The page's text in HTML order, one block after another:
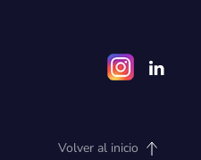
Volver al inicio